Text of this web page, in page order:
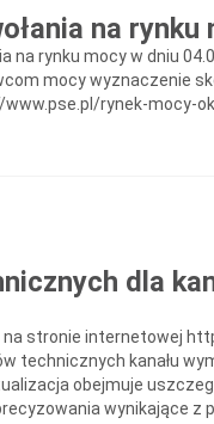
na rynku
na rynku mocy w dniu
mocy wyznaczenie
rynek-mocy-
dla
na stronie internetowej
technicznych kanału
obejmuje
wynikające z